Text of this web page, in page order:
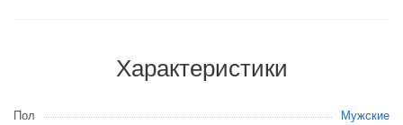
Характеристики
Пол
Мужские